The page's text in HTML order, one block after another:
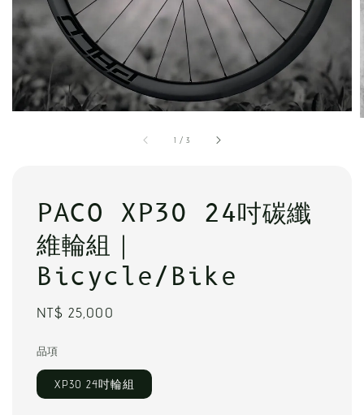
1 /3
PACO XP30 24吋碳纖
維輪組｜
Bicycle/Bike
Regular
NT$ 25,000
品項
XP30 24吋輪組